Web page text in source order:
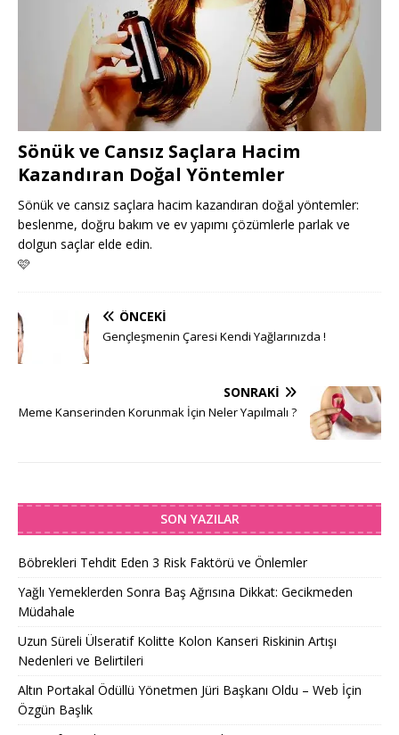
Sönük ve Cansız Saçlara Hacim
Kazandıran Doğal Yöntemler
Sönük ve cansız saçlara hacim kazandıran doğal yöntemler:
beslenme, doğru bakım ve ev yapımı çözümlerle parlak ve
dolgun saçlar elde edin.
🩷
ÖNCEKI
Gençleşmenin Çaresi Kendi Yağlarınızda !
SONRAKI
Meme Kanserinden Korunmak İçin Neler Yapılmalı ?
SON YAZILAR
Böbrekleri Tehdit Eden 3 Risk Faktörü ve Önlemler
Yağlı Yemeklerden Sonra Baş Ağrısına Dikkat: Gecikmeden
Müdahale
Uzun Süreli Ülseratif Kolitte Kolon Kanseri Riskinin Artışı
Nedenleri ve Belirtileri
Altın Portakal Ödüllü Yönetmen Jüri Başkanı Oldu – Web İçin
Özgün Başlık